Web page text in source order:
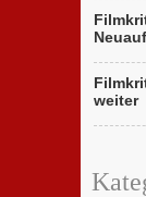
weiter